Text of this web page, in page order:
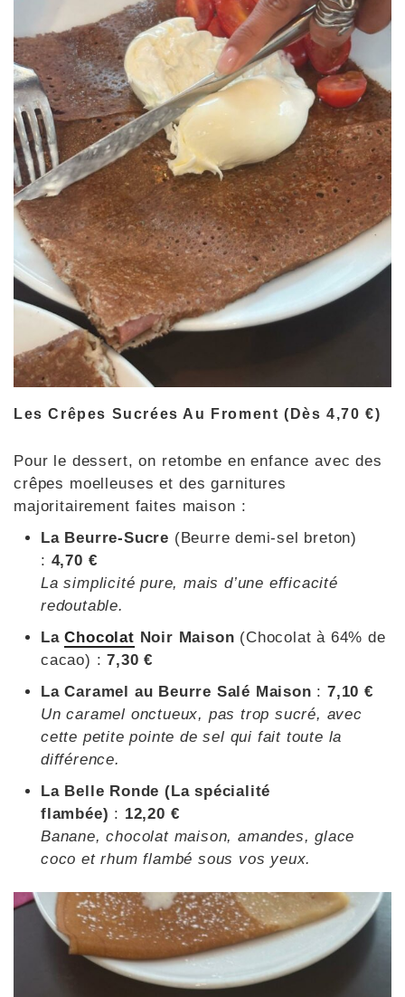
Les Crêpes Sucrées Au Froment (dès 4,70 €)
Pour le dessert, on retombe en enfance avec des
crêpes moelleuses et des garnitures
majoritairement faites maison :
La Beurre-Sucre (Beurre demi-sel breton)
: 4,70 €
La simplicité pure, mais d’une efficacité
redoutable.
LaChocolat Noir Maison (Chocolat à 64% de
cacao) :7,30 €
La Caramel au Beurre Salé Maison :7,10 €
Un caramel onctueux, pas trop sucré, avec
cette petite pointe de sel qui fait toute la
différence.
La Belle Ronde (La spécialité
flambée) : 12,20 €
Banane, chocolat maison, amandes, glace
coco et rhum flambé sous vos yeux.